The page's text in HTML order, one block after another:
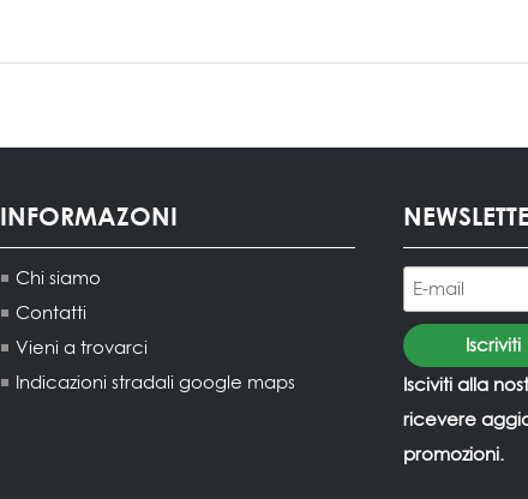
INFORMAZONI
Chi siamo
Contatti
Vieni a trovarci
Indicazioni stradali google maps
Isciviti alla
ricevere
promozioni.